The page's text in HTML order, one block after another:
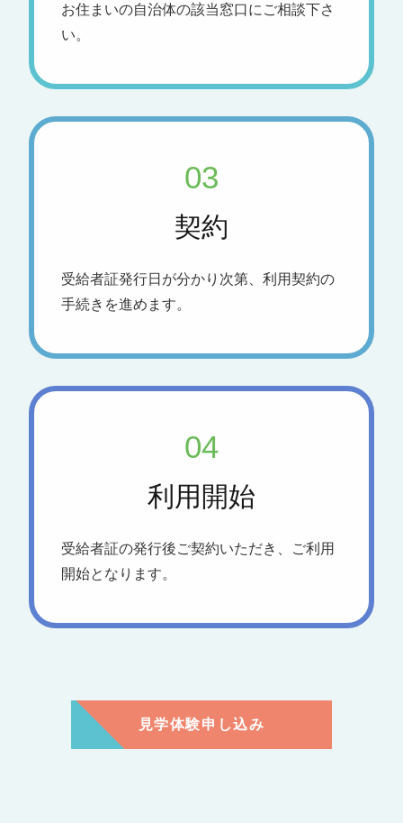
お住まいの自治体の該当窓口にご相談下さ
い。
03
契約
受給者証発行日が分かり次第、利用契約の
手続きを進めます。
04
利用開始
受給者証の発行後ご契約いただき、ご利用
開始となります。
見学体験申し込み